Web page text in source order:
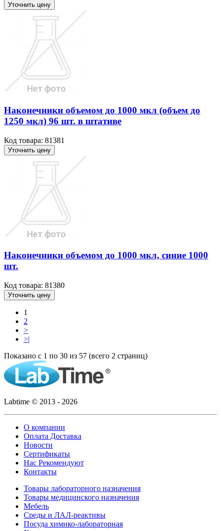
Уточнить цену
Наконечники объемом до 1000 мкл (объем до
1250 мкл) 96 шт. в штативе
Код товара: 81381
Уточнить цену
Наконечники объемом до 1000 мкл, синие 1000
шт.
Код товара: 81380
Уточнить цену
1
2
>
>|
Показано с 1 по 30 из 57 (всего 2 страниц)
Labtime © 2013 - 2026
О компании
Оплата Доставка
Новости
Сертификаты
Нас Рекомендуют
Контакты
Товары лабораторного назначения
Товары медицинского назначения
Мебель
Среды и ЛАЛ-реактивы
Посуда химико-лабораторная